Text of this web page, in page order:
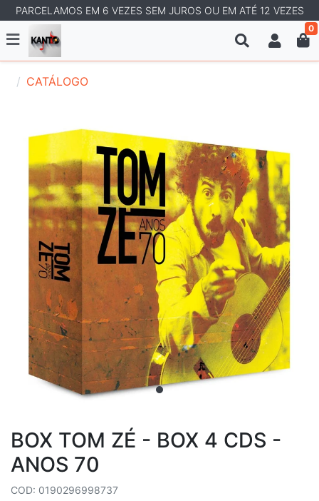
PARCELAMOS EM 6 VEZES SEM JUROS OU EM ATÉ 12 VEZES
0
CATÁLOGO
BOX TOM ZÉ - BOX 4 CDS -
ANOS 70
COD: 0190296998737